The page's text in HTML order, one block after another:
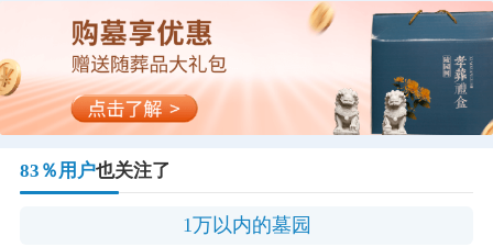
83％用户也关注了
1万以内的墓园